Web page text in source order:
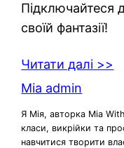
Підключайтеся
своїй фантазії!
Читати далі >>
Mia admin
Я Мія, авторка Mia
класи, викрійки та
навчитися творити